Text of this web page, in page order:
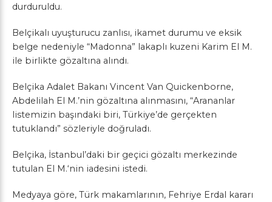
durduruldu.
Belçikalı uyuşturucu zanlısı, ikamet durumu ve eksik
belge nedeniyle “Madonna” lakaplı kuzeni Karim El M.
ile birlikte gözaltına alındı.
Belçika Adalet Bakanı Vincent Van Quickenborne,
Abdelilah El M.’nin gözaltına alınmasını, “Arananlar
listemizin başındaki biri, Türkiye’de gerçekten
tutuklandı” sözleriyle doğruladı.
Belçika, İstanbul’daki bir geçici gözaltı merkezinde
tutulan El M.‘nin iadesini istedi.
Medyaya göre, Türk makamlarının, Fehriye Erdal kararı